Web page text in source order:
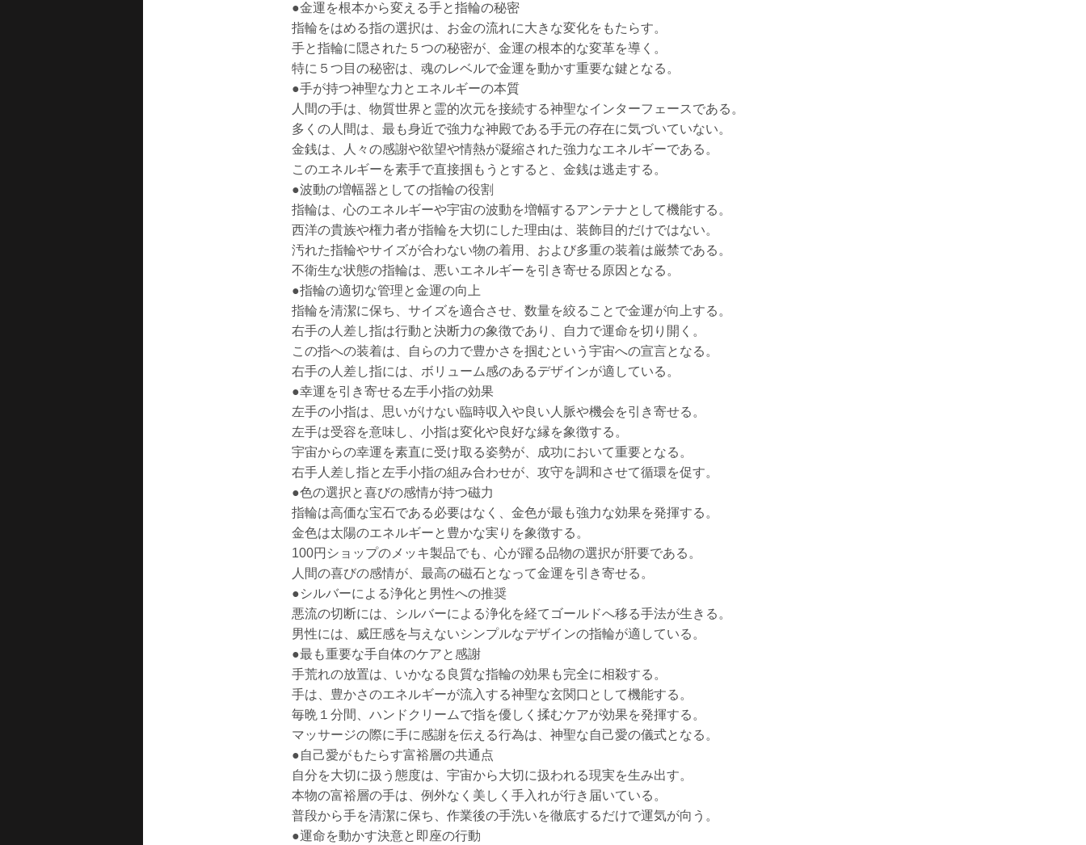
●金運を根本から変える手と指輪の秘密
指輪をはめる指の選択は、お金の流れに大きな変化をもたらす。
手と指輪に隠された５つの秘密が、金運の根本的な変革を導く。
特に５つ目の秘密は、魂のレベルで金運を動かす重要な鍵となる。
●手が持つ神聖な力とエネルギーの本質
人間の手は、物質世界と霊的次元を接続する神聖なインターフェースである。
多くの人間は、最も身近で強力な神殿である手元の存在に気づいていない。
金銭は、人々の感謝や欲望や情熱が凝縮された強力なエネルギーである。
このエネルギーを素手で直接掴もうとすると、金銭は逃走する。
●波動の増幅器としての指輪の役割
指輪は、心のエネルギーや宇宙の波動を増幅するアンテナとして機能する。
西洋の貴族や権力者が指輪を大切にした理由は、装飾目的だけではない。
汚れた指輪やサイズが合わない物の着用、および多重の装着は厳禁である。
不衛生な状態の指輪は、悪いエネルギーを引き寄せる原因となる。
●指輪の適切な管理と金運の向上
指輪を清潔に保ち、サイズを適合させ、数量を絞ることで金運が向上する。
右手の人差し指は行動と決断力の象徴であり、自力で運命を切り開く。
この指への装着は、自らの力で豊かさを掴むという宇宙への宣言となる。
右手の人差し指には、ボリューム感のあるデザインが適している。
●幸運を引き寄せる左手小指の効果
左手の小指は、思いがけない臨時収入や良い人脈や機会を引き寄せる。
左手は受容を意味し、小指は変化や良好な縁を象徴する。
宇宙からの幸運を素直に受け取る姿勢が、成功において重要となる。
右手人差し指と左手小指の組み合わせが、攻守を調和させて循環を促す。
●色の選択と喜びの感情が持つ磁力
指輪は高価な宝石である必要はなく、金色が最も強力な効果を発揮する。
金色は太陽のエネルギーと豊かな実りを象徴する。
100円ショップのメッキ製品でも、心が躍る品物の選択が肝要である。
人間の喜びの感情が、最高の磁石となって金運を引き寄せる。
●シルバーによる浄化と男性への推奨
悪流の切断には、シルバーによる浄化を経てゴールドへ移る手法が生きる。
男性には、威圧感を与えないシンプルなデザインの指輪が適している。
●最も重要な手自体のケアと感謝
手荒れの放置は、いかなる良質な指輪の効果も完全に相殺する。
手は、豊かさのエネルギーが流入する神聖な玄関口として機能する。
毎晩１分間、ハンドクリームで指を優しく揉むケアが効果を発揮する。
マッサージの際に手に感謝を伝える行為は、神聖な自己愛の儀式となる。
●自己愛がもたらす富裕層の共通点
自分を大切に扱う態度は、宇宙から大切に扱われる現実を生み出す。
本物の富裕層の手は、例外なく美しく手入れが行き届いている。
普段から手を清潔に保ち、作業後の手洗いを徹底するだけで運気が向う。
●運命を動かす決意と即座の行動